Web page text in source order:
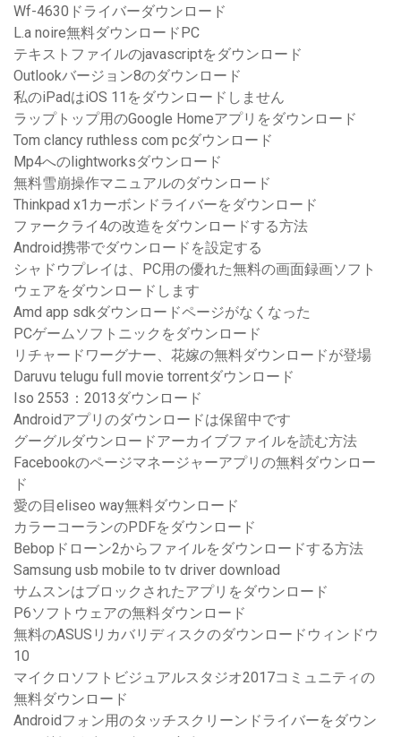
Wf-4630ドライバーダウンロード
L.a noire無料ダウンロードPC
テキストファイルのjavascriptをダウンロード
Outlookバージョン8のダウンロード
私のiPadはiOS 11をダウンロードしません
ラップトップ用のGoogle Homeアプリをダウンロード
Tom clancy ruthless com pcダウンロード
Mp4へのlightworksダウンロード
無料雪崩操作マニュアルのダウンロード
Thinkpad x1カーボンドライバーをダウンロード
ファークライ4の改造をダウンロードする方法
Android携帯でダウンロードを設定する
シャドウプレイは、PC用の優れた無料の画面録画ソフト
ウェアをダウンロードします
Amd app sdkダウンロードページがなくなった
PCゲームソフトニックをダウンロード
リチャードワーグナー、花嫁の無料ダウンロードが登場
Daruvu telugu full movie torrentダウンロード
Iso 2553：2013ダウンロード
Androidアプリのダウンロードは保留中です
グーグルダウンロードアーカイブファイルを読む方法
Facebookのページマネージャーアプリの無料ダウンロー
ド
愛の目eliseo way無料ダウンロード
カラーコーランのPDFをダウンロード
Bebopドローン2からファイルをダウンロードする方法
Samsung usb mobile to tv driver download
サムスンはブロックされたアプリをダウンロード
P6ソフトウェアの無料ダウンロード
無料のASUSリカバリディスクのダウンロードウィンドウ
10
マイクロソフトビジュアルスタジオ2017コミュニティの
無料ダウンロード
Androidフォン用のタッチスクリーンドライバーをダウン